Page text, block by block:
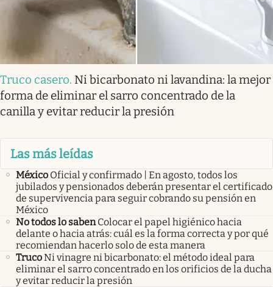
Truco casero. Ni bicarbonato ni lavandina: la mejor
forma de eliminar el sarro concentrado de la
canilla y evitar reducir la presión
Las más leídas
México Oficial y confirmado | En agosto, todos los
jubilados y pensionados deberán presentar el certificado
de supervivencia para seguir cobrando su pensión en
México
No todos lo saben Colocar el papel higiénico hacia
delante o hacia atrás: cuál es la forma correcta y por qué
recomiendan hacerlo solo de esta manera
TrucoNi vinagre ni bicarbonato: el método ideal para
eliminar el sarro concentrado en los orificios de la ducha
y evitar reducir la presión